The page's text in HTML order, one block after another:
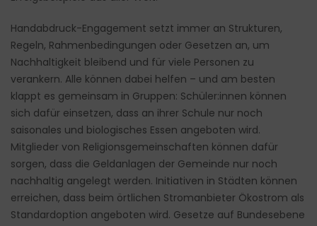
Handabdruck-Engagement setzt immer an Strukturen,
Regeln, Rahmenbedingungen oder Gesetzen an, um
Nachhaltigkeit bleibend und für viele Personen zu
verankern. Alle können dabei helfen – und am besten
klappt es gemeinsam in Gruppen: Schüler:innen können
sich dafür einsetzen, dass an ihrer Schule nur noch
saisonales und biologisches Essen angeboten wird.
Mitglieder von Religionsgemeinschaften können dafür
sorgen, dass die Geldanlagen der Gemeinde nur noch
nachhaltig angelegt werden. Initiativen in Städten können
erreichen, dass beim örtlichen Stromanbieter Ökostrom als
Standardoption angeboten wird. Gesetze auf Bundesebene